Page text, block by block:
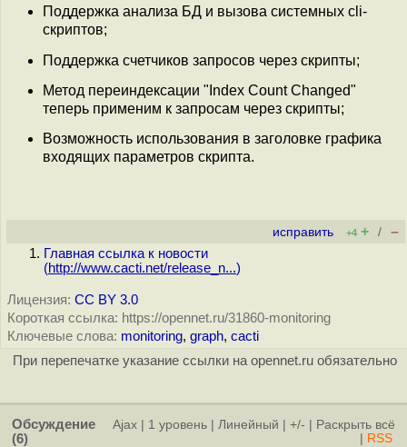
Поддержка анализа БД и вызова системных cli-
скриптов;
Поддержка счетчиков запросов через скрипты;
Метод переиндексации "Index Count Changed"
теперь применим к запросам через скрипты;
Возможность использования в заголовке графика
входящих параметров скрипта.
исправить +4 + / –
Главная ссылка к новости
(http://www.cacti.net/release_n...)
Лицензия: CC BY 3.0
Короткая ссылка: https://opennet.ru/31860-monitoring
Ключевые слова: monitoring, graph, cacti
При перепечатке указание ссылки на opennet.ru обязательно
Обсуждение
(6)
Ajax 1 уровень Линейный +/-
Раскрыть всё
RSS